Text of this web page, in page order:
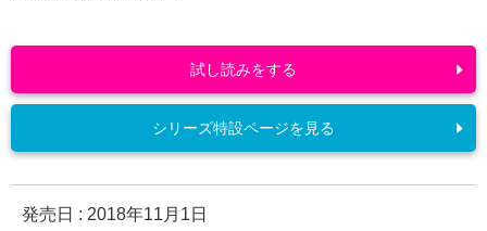
発売日 : 2018年11月1日
試し読みをする
シリーズ特設ページを見る